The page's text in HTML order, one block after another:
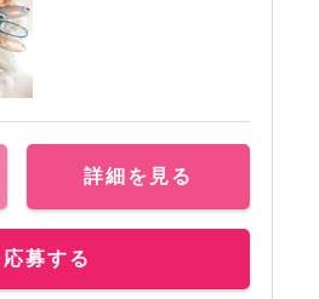
詳細を見る
応募する